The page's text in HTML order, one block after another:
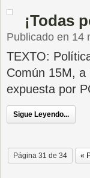
¡Todas
Publicado en 14
TEXTO:
Común 15M,
expuesta por
Sigue Leyendo...
Página 31 de 34 «